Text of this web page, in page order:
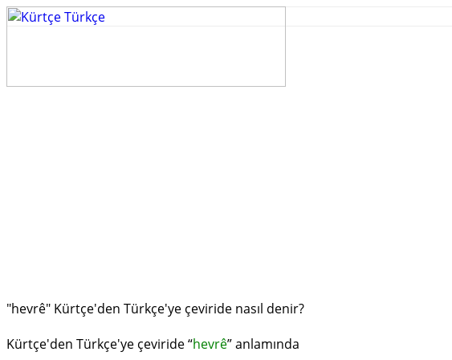
"hevrê" Kürtçe'den Türkçe'ye çeviride nasıl denir?
Kürtçe'den Türkçe'ye çeviride “hevrê” anlamında